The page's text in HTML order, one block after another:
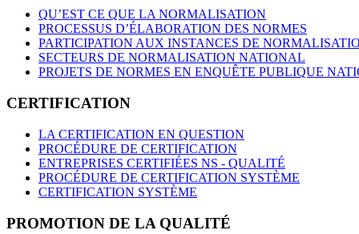
QU’EST CE QUE LA NORMALISATION
PROCESSUS D’ÉLABORATION DES NORMES
PARTICIPATION AUX INSTANCES DE
SECTEURS DE NORMALISATION NATIONAL
PROJETS DE NORMES EN ENQUÊTE PUBLIQUE
CERTIFICATION
LA CERTIFICATION EN QUESTION
PROCÉDURE DE CERTIFICATION
ENTREPRISES CERTIFIÉES NS - QUALITÉ
PROCÉDURE DE CERTIFICATION SYSTÈME
CERTIFICATION SYSTÈME
PROMOTION DE LA QUALITÉ